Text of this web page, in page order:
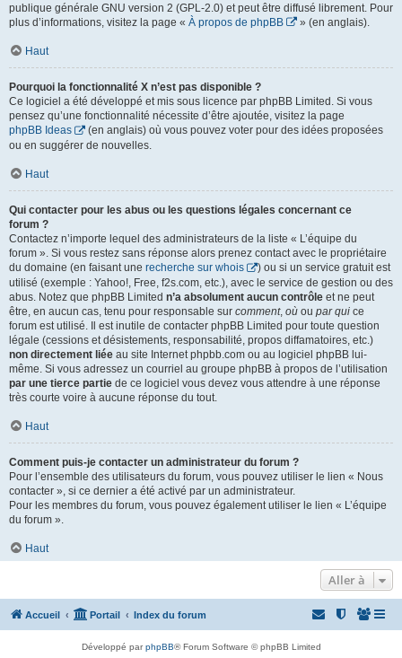
publique générale GNU version 2 (GPL-2.0) et peut être diffusé librement. Pour
plus d’informations, visitez la page « À propos de phpBB » (en anglais).
Haut
Pourquoi la fonctionnalité X n’est pas disponible ?
Ce logiciel a été développé et mis sous licence par phpBB Limited. Si vous
pensez qu’une fonctionnalité nécessite d’être ajoutée, visitez la page
phpBB Ideas
(en anglais) où vous pouvez voter pour des idées proposées
ou en suggérer de nouvelles.
Haut
Qui contacter pour les abus ou les questions légales concernant ce
forum ?
Contactez n’importe lequel des administrateurs de la liste « L’équipe du
forum ». Si vous restez sans réponse alors prenez contact avec le propriétaire
du domaine (en faisant une recherche sur whois
) ou si un service gratuit est
utilisé (exemple : Yahoo!, Free, f2s.com, etc.), avec le service de gestion ou des
abus. Notez que phpBB Limited n’a absolument aucun contrôle et ne peut
être, en aucun cas, tenu pour responsable sur comment, où ou par qui ce
forum est utilisé. Il est inutile de contacter phpBB Limited pour toute question
légale (cessions et désistements, responsabilité, propos diffamatoires, etc.)
non directement liée au site Internet phpbb.com ou au logiciel phpBB lui-
même. Si vous adressez un courriel au groupe phpBB à propos de l’utilisation
par une tierce partie de ce logiciel vous devez vous attendre à une réponse
très courte voire à aucune réponse du tout.
Haut
Comment puis-je contacter un administrateur du forum ?
Pour l’ensemble des utilisateurs du forum, vous pouvez utiliser le lien « Nous
contacter », si ce dernier a été activé par un administrateur.
Pour les membres du forum, vous pouvez également utiliser le lien « L’équipe
du forum ».
Haut
Aller à
Accueil Portail Index du forum
Développé parphpBB® Forum Software © phpBB Limited